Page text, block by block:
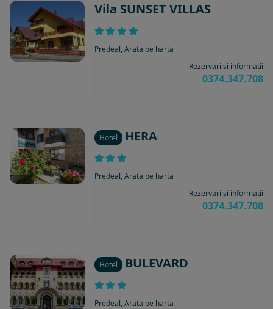
Vila SUNSET VILLAS
Predeal, Arata pe harta
Rezervari si informatii
0374.347.708
Hotel HERA
Predeal, Arata pe harta
Rezervari si informatii
0374.347.708
Hotel BULEVARD
Predeal, Arata pe harta